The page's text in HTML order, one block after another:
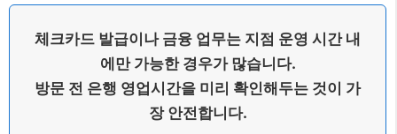
체크카드 발급이나 금융 업무는 지점 운영 시간 내
에만 가능한 경우가 많습니다.
방문 전 은행 영업시간을 미리 확인해두는 것이 가
장 안전합니다.